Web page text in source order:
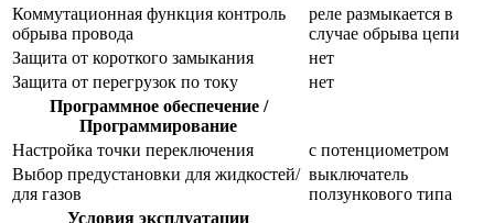
Коммутационная функция контроль
обрыва провода
реле размыкается в
случае обрыва цепи
Защита от короткого замыкания
нет
Защита от перегрузок по току
нет
Программное обеспечение /
Программирование
Настройка точки переключения
с потенциометром
Выбор предустановки для жидкостей/
для газов
выключатель
ползункового типа
Условия эксплуатации